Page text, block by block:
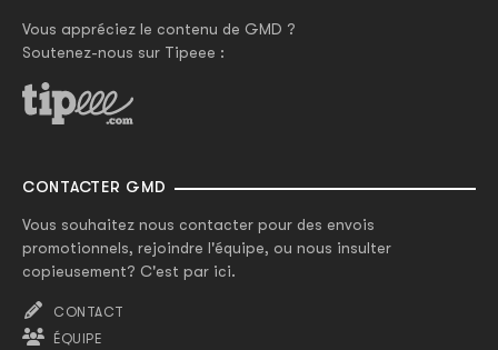
Vous appréciez le contenu de GMD ?
Soutenez-nous sur Tipeee :
CONTACTER GMD
Vous souhaitez nous contacter pour des envois
promotionnels, rejoindre l'équipe, ou nous insulter
copieusement? C'est par ici.
CONTACT
ÉQUIPE